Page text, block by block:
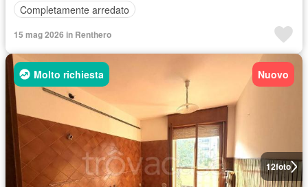
Completamente arredato
15 mag 2026 in Renthero
12foto
Molto richiesta Nuovo